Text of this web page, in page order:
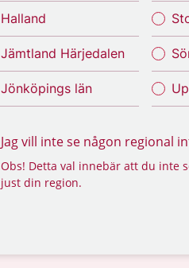
Halland
Jämtland Härjedalen
Jönköpings län
Jag vill inte se någon regional
Obs! Detta val innebär att du inte
just din region.